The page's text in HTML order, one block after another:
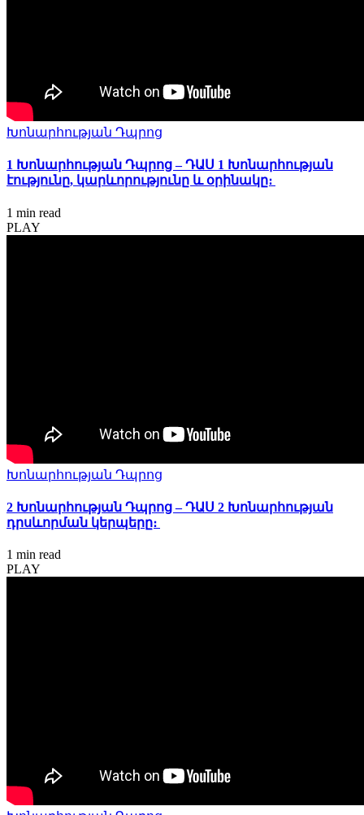
Խոնարհության Դպրոց
1 Խոնարհության Դպրոց – ԴԱՍ 1 Խոնարհության
էությունը, կարևորությունը և օրինակը։
1 min read
PLAY
Խոնարհության Դպրոց
2 Խոնարհության Դպրոց – ԴԱՍ 2 Խոնարհության
դրսևորման կերպերը։
1 min read
PLAY